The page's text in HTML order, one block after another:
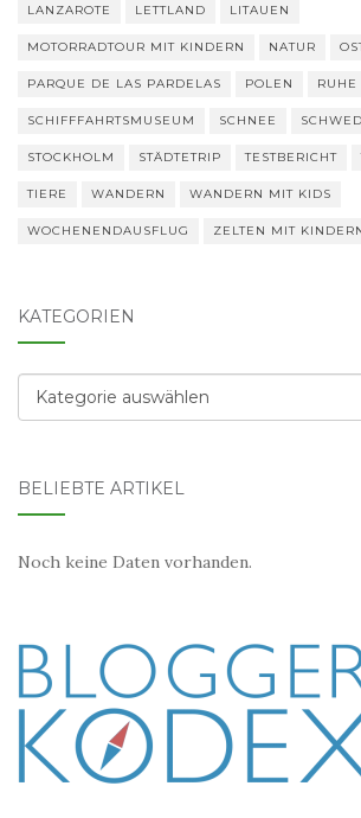
LANZAROTE LETTLAND LITAUEN
MOTORRADTOUR MIT KINDERN NATUR
PARQUE DE LAS PARDELAS POLEN RUHE
SCHIFFFAHRTSMUSEUM SCHNEE
STOCKHOLM STÄDTETRIP TESTBERICHT
TIERE WANDERN WANDERN MIT KIDS
WOCHENENDAUSFLUG ZELTEN MIT
KATEGORIEN
Kategorien
BELIEBTE ARTIKEL
Noch keine Daten vorhanden.